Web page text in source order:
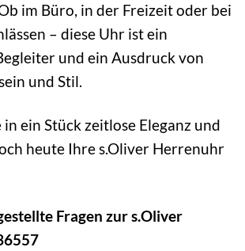
im Büro, in der Freizeit oder bei
– diese Uhr ist ein
und ein Ausdruck von
und Stil.
ein Stück zeitlose Eleganz und
heute Ihre s.Oliver Herrenuhr
Fragen zur s.Oliver